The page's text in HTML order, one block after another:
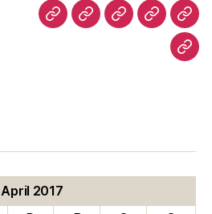
Susanne
Übermeine
April 2017